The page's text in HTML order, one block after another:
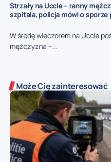
Strzały na Uccle – ranny
szpitala, policja mówi o sporze
W środę wieczorem na Uccle
mężczyzna –...
Może Cię zainteresować